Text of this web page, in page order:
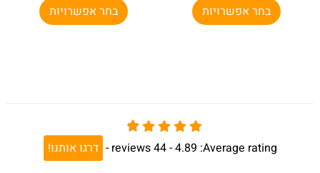
בחר אפשרויות בחר אפשרויות
Average rating:
4.89 -
44
reviews
- דרגו אותנו!